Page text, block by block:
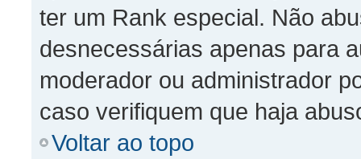
ter um Rank especial. Não
desnecessárias apenas para
moderador ou administrador
caso verifiquem que haja
Voltar ao topo